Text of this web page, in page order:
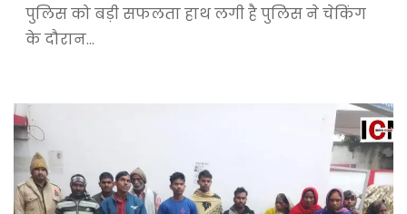
पुलिस को बड़ी सफलता हाथ लगी है पुलिस ने चेकिंग
के दौरान…